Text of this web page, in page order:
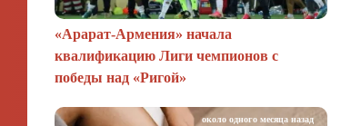
«Арарат‑Армения» начала
квалификацию Лиги чемпионов с
победы над «Ригой»
около одного месяца назад